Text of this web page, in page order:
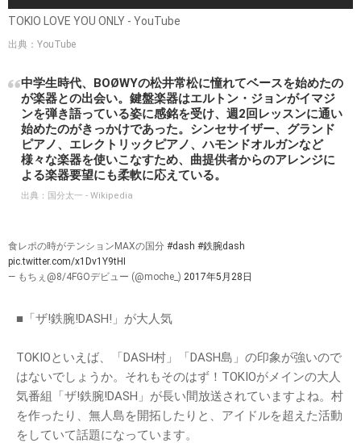
TOKIO LOVE YOU ONLY - YouTube
出典：YouTube
中学生時代、BOØWYの松井常松に憧れてベースを始めたの
が楽器との出会い。鍵盤楽器はエルトン・ジョンがイマジ
ンを弾き語っている姿に感銘を受け、週2回レッスンに通い
始めたのがきっかけであった。シンセサイザー、グランド
ピアノ、エレクトリックピアノ、ハモンドオルガンなど
様々な楽器を使いこなすため、曲提供者からのアレンジに
よる楽器要望にも柔軟に応えている。
出典： 国分太一 - Wikipedia
食レポの時がテンションMAXの国分 #dash #鉄腕dash
pic.twitter.com/x1Dv1Y9tHI
— もちぇ@8/4FGOデビュー (@moche_) 2017年5月28日
■「ザ!鉄腕!DASH!」が大人気
TOKIOといえば、「DASH村」「DASH島」の印象が強いので
はないでしょうか。それもそのはず！TOKIOがメインの大人
気番組「ザ!鉄腕!DASH」が長い間放送されていますよね。村
を作ったり、無人島を開拓したりと、アイドルを超えた活動
をしていて話題になっています。